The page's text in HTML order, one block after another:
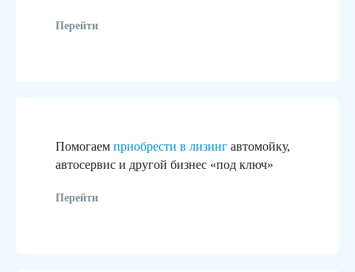
Перейти
Помогаем приобрести в лизинг автомойку,
автосервис и другой бизнес «под ключ»
Перейти